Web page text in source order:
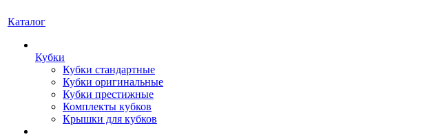
Каталог
Кубки
Кубки стандартные
Кубки оригинальные
Кубки престижные
Комплекты кубков
Крышки для кубков